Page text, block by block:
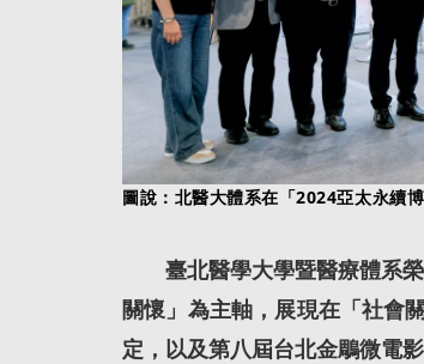
圖說：北醫大體系在「2024亞太永續
臺北醫學大學暨醫療體系榮
關懷」為主軸，展現在「社會
定，以及第八屆台北金鵰微電